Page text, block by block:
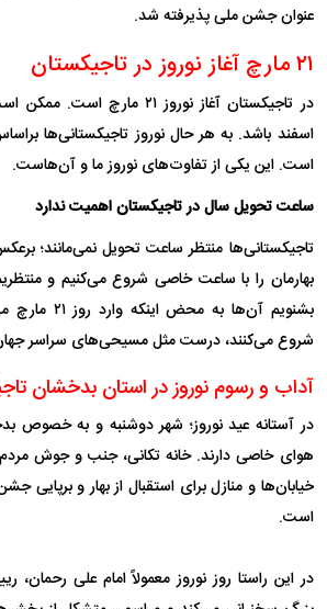
عنوان جشن ملی پذیرفته شد.
۲۱ مارچ آغاز نوروز در تاجیکستان
است. این یکی از تفاوت‌های نوروز ما و آن‌هاست.
ساعت تحویل سال در تاجیکستان اهمیت ندارد
تاجیکستانی‌ها منتظر ساعت تحویل نمی‌مانند؛
بهارمان را با ساعت خاصی شروع می‌کنیم و
بشنویم آن‌ها
شروع می‌کنند، درست مثل مسیحی‌های سراسر
آداب و رسوم نوروز در استان بدخشان
در آستانه عید نوروز؛ شهر دوشنبه و به خصوص
هوای خاصی دارند. خانه تکانی، جنب و جوش
خیابان‌ها و منازل برای استقبال از بهار و برپایی
است.
در این راستا روز نوروز معمولاً امام علی